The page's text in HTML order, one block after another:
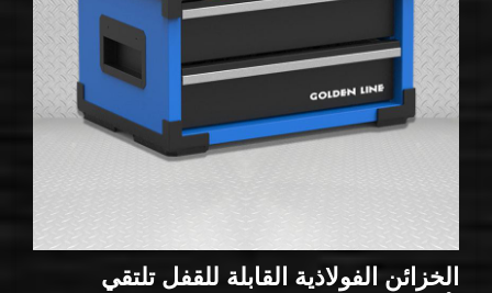
الخزائن الفولاذية القابلة للقفل تلتقي